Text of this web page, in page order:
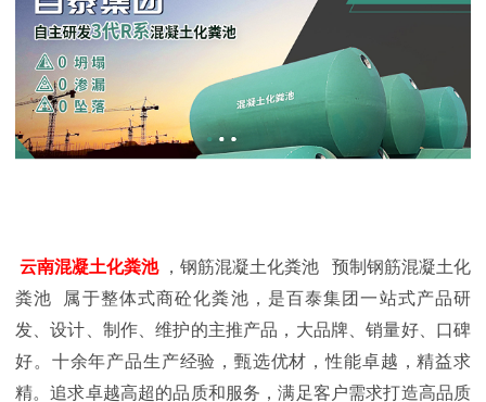
云南混凝土化粪池
，钢筋混凝土化粪池 预制钢筋混凝土化
粪池 属于整体式商砼化粪池，是百泰集团一站式产品研
发、设计、制作、维护的主推产品，大品牌、销量好、口碑
好。十余年产品生产经验，甄选优材，性能卓越，精益求
精。追求卓越高超的品质和服务，满足客户需求打造高品质